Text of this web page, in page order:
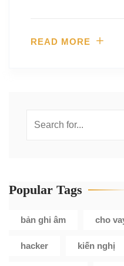
READ MORE
Popular Tags
bản ghi âm cho
hacker kiến nghị